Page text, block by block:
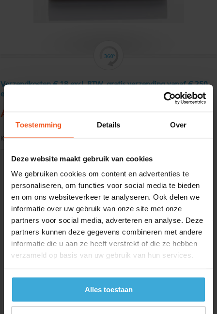
Toestemming Details Over
Deze website maakt gebruik van cookies
We gebruiken cookies om content en advertenties te
personaliseren, om functies voor social media te bieden
en om ons websiteverkeer te analyseren. Ook delen we
informatie over uw gebruik van onze site met onze
partners voor social media, adverteren en analyse. Deze
partners kunnen deze gegevens combineren met andere
informatie die u aan ze heeft verstrekt of die ze hebben
verzameld op basis van uw gebruik van hun services.
Alles toestaan
Verzendkosten € 18 excl. BTW, gratis verzending vanaf € 250
excl. BTW
Aluminium rondstaf 25 mm
Kwaliteit: EN AW-6082-T6 volgens EN485-1/2
Gewenste
lengtemaat in
(max. 2000 mm)
+/- 2 mm lengtetolerantie
Materiaalkosten
Alle bedragen zijn excl. 21% BTW